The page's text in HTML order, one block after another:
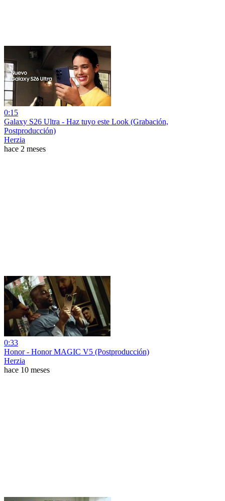
0:15
Galaxy S26 Ultra - Haz tuyo este Look (Grabación,
Postproducción)
Herzia
hace 2 meses
0:33
Honor - Honor MAGIC V5 (Postproducción)
Herzia
hace 10 meses